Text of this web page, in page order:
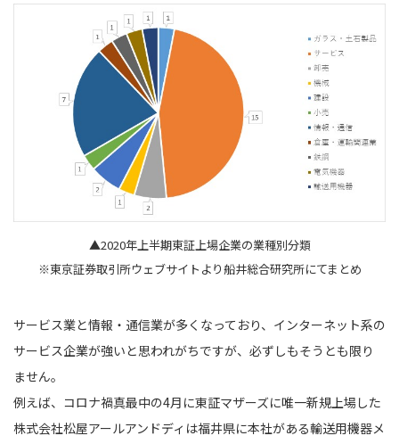
▲2020年上半期東証上場企業の業種別分類
※東京証券取引所ウェブサイトより船井総合研究所にてまとめ
サービス業と情報・通信業が多くなっており、インターネット系の
サービス企業が強いと思われがちですが、必ずしもそうとも限り
ません。
例えば、コロナ禍真最中の4月に東証マザーズに唯一新規上場した
株式会社松屋アールアンドディは福井県に本社がある輸送用機器メ